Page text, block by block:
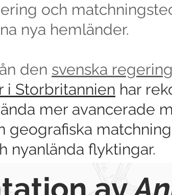
och
nya hemländer.
den svenska
i Storbritannien har
mer avancerade
geografiska
nyanlända flyktingar.